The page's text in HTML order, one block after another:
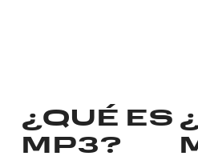
¿QUÉ ES
MP3?